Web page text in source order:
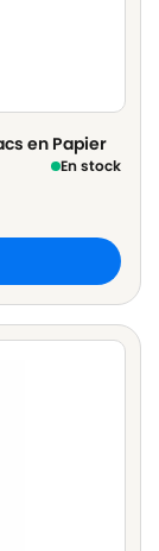
en Papier
En stock